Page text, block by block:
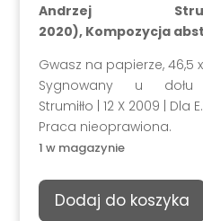
Andrzej
2020), Kompozycja
Gwasz na papierze, 46,5
Sygnowany u dołu
Strumiłło | 12 X 2009 | Dla
Praca nieoprawiona.
1 w magazynie
ilość
Andrzej
Dodaj do koszyka